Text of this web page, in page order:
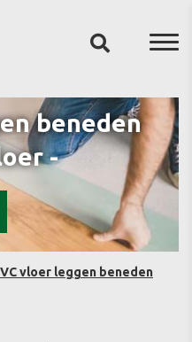
beneden
-
vloer leggen beneden